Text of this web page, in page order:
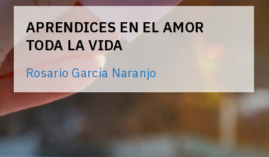
APRENDICES EN EL AMOR
TODA LA VIDA
Rosario García Naranjo